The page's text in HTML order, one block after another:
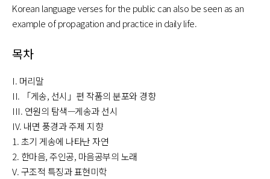
Korean language verses for the public can also be seen as an
example of propagation and practice in daily life.
목차
I. 머리말
II. 「게송, 선시」편 작품의 분포와 경향
III. 연원의 탐색—게송과 선시
IV. 내면 풍경과 주제 지향
1. 초기 게송에 나타난 자연
2. 한마음, 주인공, 마음공부의 노래
V. 구조적 특징과 표현미학